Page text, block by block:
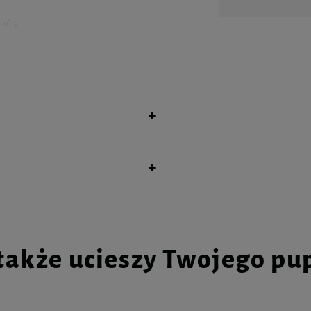
związany z zabiegami pielęgnacyjnymi
Oleamide DEA, Sodium Chloride,
PEG-7 Glyceryl Cocoate, Propylene
ucieszy Twojego